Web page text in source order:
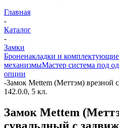
Главная
-
Каталог
-
Замки
Броненакладки и комплектующие
механизмыМастер система под
опции
-Замок Mettem (Меттэм) врезной
142.0.0, 5 кл.
Замок Mettem